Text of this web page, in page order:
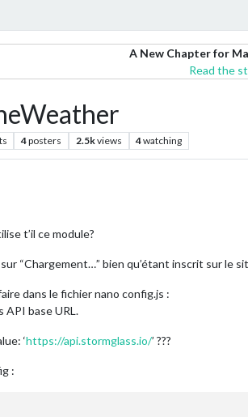
A New Chapter for
Read the
4posters 2.5kviews 4watching
t’il ce module?
“Chargement…” bien qu’étant inscrit sur le
dans le fichier nano config.js :
API base URL.
‘https://api.stormglass.io/’ ???
: